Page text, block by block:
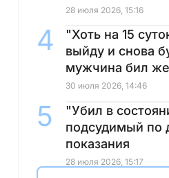
28 июля 2026, 15:16
"Хоть на 15
выйду и снова
мужчина бил
30 июля 2026, 14:46
"Убил в
подсудимый по
показания
28 июля 2026, 15:17